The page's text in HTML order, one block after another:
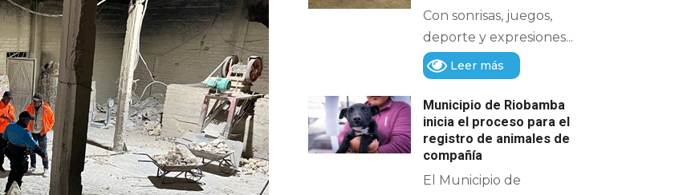
Con sonrisas, juegos,
deporte y expresiones...
Leer más
Municipio de Riobamba
inicia el proceso para el
registro de animales de
compañía
El Municipio de